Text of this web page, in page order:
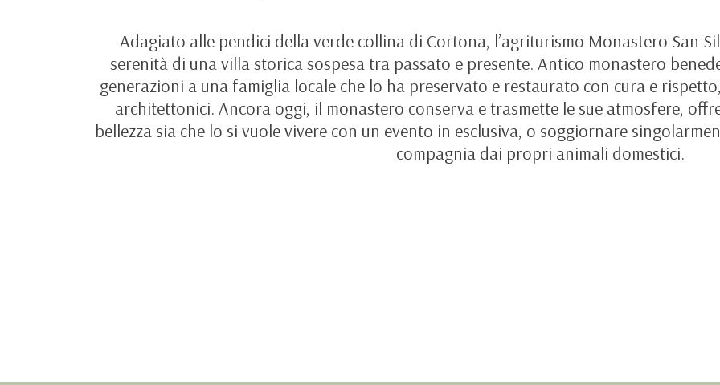
Adagiato alle pendici della verde collina di Cortona, l’agriturismo Monastero San
serenità di una villa storica sospesa tra passato e presente. Antico monastero
generazioni a una famiglia locale che lo ha preservato e restaurato con cura e
architettonici. Ancora oggi, il monastero conserva e trasmette le sue atmosfere,
bellezza sia che lo si vuole vivere con un evento in esclusiva, o soggiornare
compagnia dai propri animali domestici.